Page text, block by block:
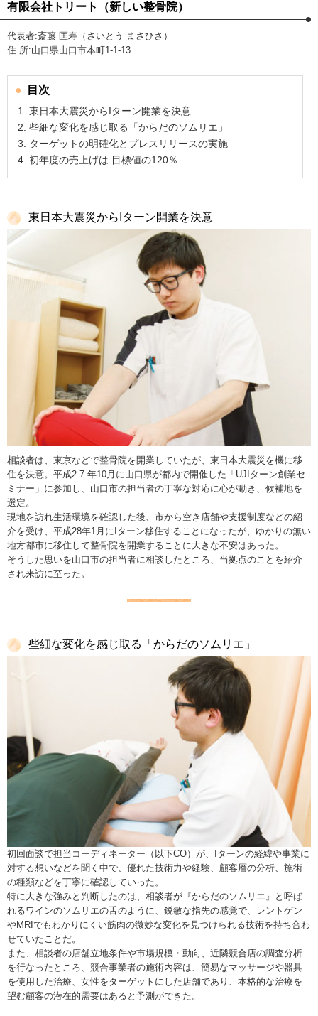
有限会社トリート（新しい整骨院）
代表者:斎藤 匡寿（さいとう まさひさ）
住 所:山口県山口市本町1-1-13
目次
東日本大震災からIターン開業を決意
些細な変化を感じ取る「からだのソムリエ」
ターゲットの明確化とプレスリリースの実施
初年度の売上げは 目標値の120％
東日本大震災からIターン開業を決意
相談者は、東京などで整骨院を開業していたが、東日本大震災を機に移
住を決意。平成2 7 年10月に山口県が都内で開催した「UJIターン創業セ
ミナー」に参加し、山口市の担当者の丁寧な対応に心が動き、候補地を
選定。
現地を訪れ生活環境を確認した後、市から空き店舗や支援制度などの紹
介を受け、平成28年1月にIターン移住することになったが、ゆかりの無い
地方都市に移住して整骨院を開業することに大きな不安はあった。
そうした思いを山口市の担当者に相談したところ、当拠点のことを紹介
され来訪に至った。
些細な変化を感じ取る「からだのソムリエ」
初回面談で担当コーディネーター（以下CO）が、Iターンの経緯や事業に
対する想いなどを聞く中で、優れた技術力や経験、顧客層の分析、施術
の種類などを丁寧に確認していった。
特に大きな強みと判断したのは、相談者が『からだのソムリエ』と呼ば
れるワインのソムリエの舌のように、鋭敏な指先の感覚で、レントゲン
やMRIでもわかりにくい筋肉の微妙な変化を見つけられる技術を持ち合わ
せていたことだ。
また、相談者の店舗立地条件や市場規模・動向、近隣競合店の調査分析
を行なったところ、競合事業者の施術内容は、簡易なマッサージや器具
を使用した治療、女性をターゲットにした店舗であり、本格的な治療を
望む顧客の潜在的需要はあると予測ができた。